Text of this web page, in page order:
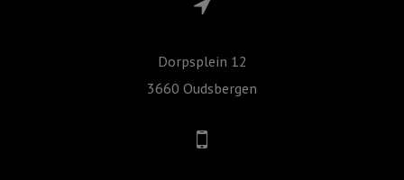
Dorpsplein 12
3660 Oudsbergen